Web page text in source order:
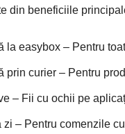
din beneficiile
la easybox – Pentru
prin curier – Pentru
– Fii cu ochii pe
zi – Pentru comenzile